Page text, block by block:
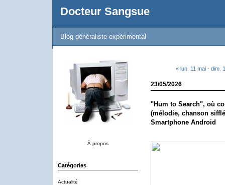
Docteur Sangsue
Blog généraliste expérimental
À propos
Catégories
Actualité
« lun. 11 mai - dim.
23/05/2026
"Hum to Search", où
(mélodie, chanson
Smartphone Android